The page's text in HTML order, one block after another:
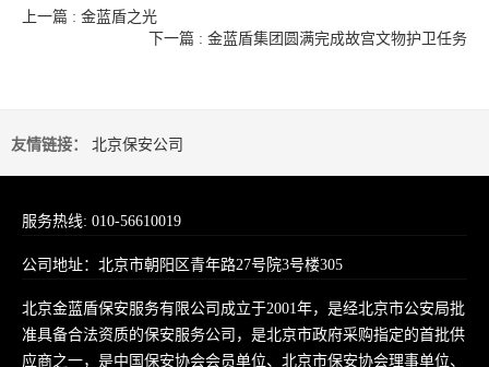
上一篇 : 金蓝盾之光
下一篇 : 金蓝盾集团圆满完成故宫文物护卫任务
友情链接： 北京保安公司
服务热线: 010-56610019
公司地址：北京市朝阳区青年路27号院3号楼305
北京金蓝盾保安服务有限公司成立于2001年，是经北京市公安局批
准具备合法资质的保安服务公司，是北京市政府采购指定的首批供
应商之一，是中国保安协会会员单位、北京市保安协会理事单位、